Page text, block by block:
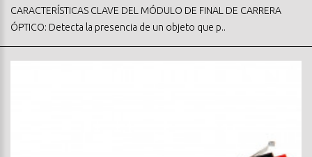
CARACTERÍSTICAS CLAVE DEL MÓDULO DE FINAL DE CARRERA
ÓPTICO: Detecta la presencia de un objeto que p..